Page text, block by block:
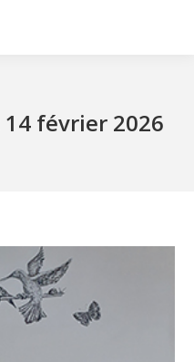
14 février 2026